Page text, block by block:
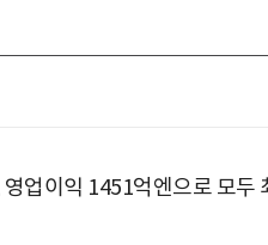
업이익 1451억엔으로 모두